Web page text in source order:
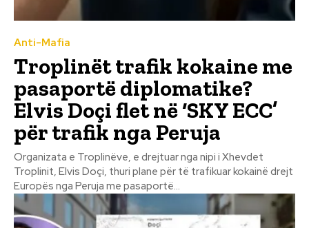
Anti-Mafia
Troplinët trafik kokaine me
pasaportë diplomatike?
Elvis Doçi flet në ‘SKY ECC’
për trafik nga Peruja
Organizata e Troplinëve, e drejtuar nga nipi i Xhevdet
Troplinit, Elvis Doçi, thuri plane për të trafikuar kokainë drejt
Europës nga Peruja me pasaportë...